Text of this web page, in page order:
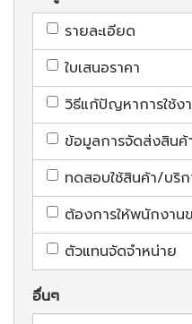
รายละเอียด
ใบเสนอราคา
วิธีแก้ปัญหาการใช้ง
ข้อมูลการจัดส่งสินค้
ทดสอบใช้สินค้า/บริก
ต้องการให้พนักงา
ตัวแทนจัดจำหน่าย
อื่นๆ